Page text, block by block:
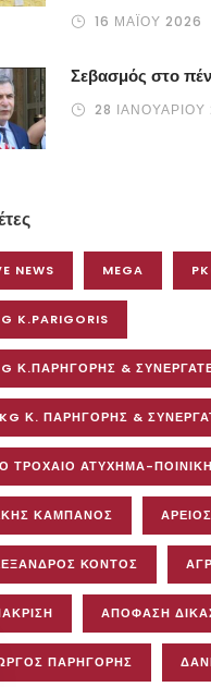
16 ΜΑΪ́ΟΥ 2026
Σεβασμός στο
28 ΙΑΝΟΥΑΡΊΟΥ
NEWS MEGA
K.PARIGORIS
Κ.ΠΑΡΗΓΟΡΗΣ &
Κ. ΠΑΡΗΓΟΡΗΣ &
ΤΡΟΧΑΊΟ ΑΤΎΧΗΜΑ-
ΚΑΜΠΑΝΌΣ
ΚΟΝΤΟΣ
ΑΠΌΦΑΣΗ
ΠΑΡΗΓΌΡΗΣ